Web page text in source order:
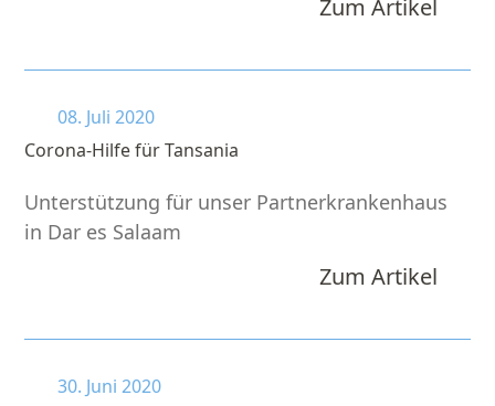
Zum Artikel
08. Juli 2020
Corona-Hilfe für Tansania
Unterstützung für unser Partnerkrankenhaus
in Dar es Salaam
Zum Artikel
30. Juni 2020